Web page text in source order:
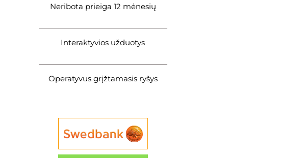
Neribota prieiga 12 mėnesių
Interaktyvios užduotys
Operatyvus grįžtamasis ryšys